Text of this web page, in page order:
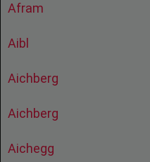
Afram
Aibl
Aichberg
Aichberg
Aichegg